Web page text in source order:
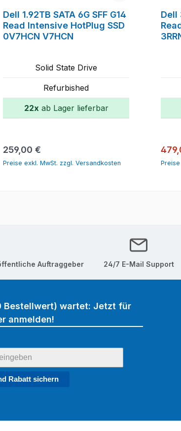
Dell 1.92TB SATA 6G SFF G14
Read Intensive HotPlug SSD
0V7HCN V7HCN
Solid State Drive
Refurbished
22x ab Lager lieferbar
Regulärer Preis:
259,00 €
Preise exkl. MwSt. zzgl. Versandkosten
In den Warenkorb
Dell
Auftraggeber 24/7 E-Mail Support
Bestellwert) wartet: Jetzt für
anmelden!
Rabatt sichern